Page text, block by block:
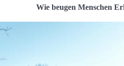
Wie beugen Menschen